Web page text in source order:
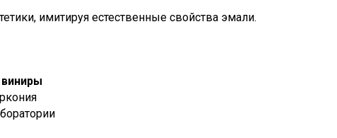
имитируя естественные свойства эмали.